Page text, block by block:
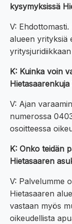
kysymyksissä
V:
alueen yrityksiä
K: Kuinka voin
V: Ajan
numerossa
osoitteessa
K: Onko teidän
Hietasaaren
V: Palvelumme
Hietasaaren
vastaan myös
oikeudellista